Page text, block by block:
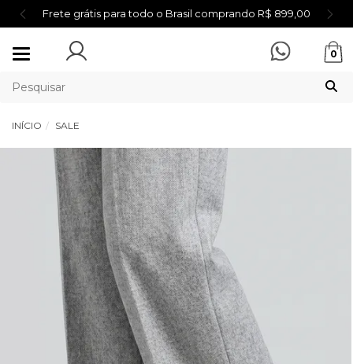
Frete grátis para todo o Brasil comprando R$ 899,00
Mudar
0
INÍCIO SALE